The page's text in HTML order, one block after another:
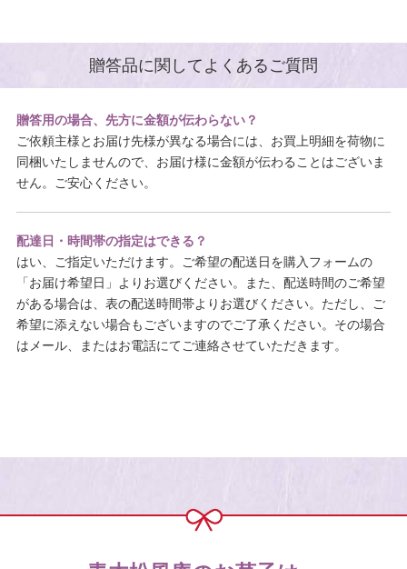
贈答品に関してよくあるご質問
贈答用の場合、先方に金額が伝わらない？
ご依頼主様とお届け先様が異なる場合には、お買上明細を荷物に
同梱いたしませんので、お届け様に金額が伝わることはございま
せん。ご安心ください。
配達日・時間帯の指定はできる？
はい、ご指定いただけます。ご希望の配送日を購入フォームの
「お届け希望日」よりお選びください。また、配送時間のご希望
がある場合は、表の配送時間帯よりお選びください。ただし、ご
希望に添えない場合もございますのでご了承ください。その場合
はメール、またはお電話にてご連絡させていただきます。